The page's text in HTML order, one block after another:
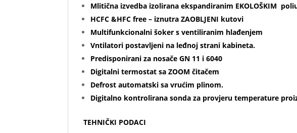
Mlitična izvedba izolirana ekspandiranim EKOLOŠKIM
HCFC &HFC free – iznutra ZAOBLJENI kutovi
Multifunkcionalni šoker s ventiliranim hlađenjem
Vntilatori postavljeni na leđnoj strani kabineta.
Predisponirani za nosače GN 11 i 6040
Digitalni termostat sa ZOOM čitačem
Defrost automatski sa vrućim plinom.
Digitalno kontrolirana sonda za provjeru temperature
TEHNIČKI PODACI